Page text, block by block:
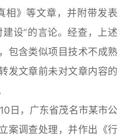
相》等文章，并附带发表
建设”的言论。经查，上述
包含类似项目技术不成熟
发文章前未对文章内容的
，广东省茂名市某市公
案调查处理，并作出《行